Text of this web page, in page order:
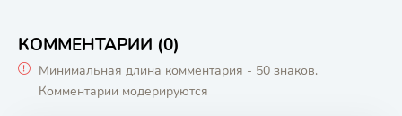
КОММЕНТАРИИ (0)
Минимальная длина комментария - 50 знаков.
Комментарии модерируются